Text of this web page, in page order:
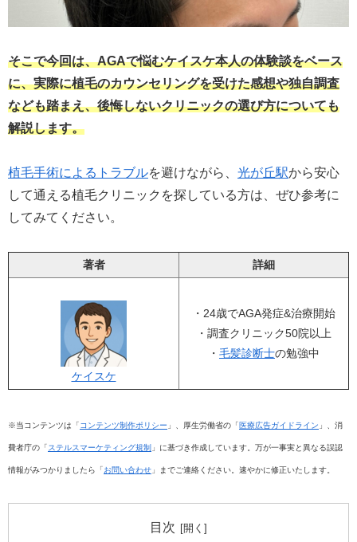
そこで今回は、AGAで悩むケイスケ本人の体験談をベース
に、実際に植毛のカウンセリングを受けた感想や独自調査
なども踏まえ、後悔しないクリニックの選び方についても
解説します。
植毛手術によるトラブルを避けながら、 光が丘駅から安心
して通える植毛クリニックを探している方は、ぜひ参考に
してみてください。
著者 詳細
ケイスケ
・24歳でAGA発症&治療開始
・調査クリニック50院以上
・ 毛髪診断士の勉強中
※当コンテンツは「コンテンツ制作ポリシー 」、厚生労働省の「医療広告ガイドライン 」、消
費者庁の「ステルスマーケティング規制 」に基づき作成しています。万が一事実と異なる誤認
情報がみつかりましたら「お問い合わせ 」までご連絡ください。速やかに修正いたします。
目次